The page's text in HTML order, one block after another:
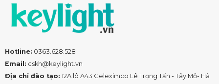
Hotline: 0363.628.528
Email: cskh@keylight.vn
Địa chỉ đào tạo: 12A lô A43 Geleximco Lê Trọng Tấn - Tây Mỗ- Hà